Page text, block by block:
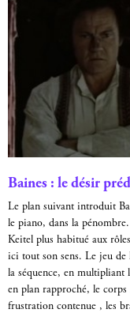
Baines : le désir
Le plan suivant introduit
le piano, dans la
Keitel plus habitué aux
ici tout son sens. Le jeu de
la séquence, en multipliant
en plan rapproché, le
frustration contenue , les